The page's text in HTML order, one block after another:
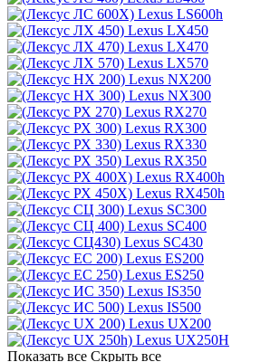
Lexus LS600h
Lexus LX450
Lexus LX470
Lexus LX570
Lexus NX200
Lexus NX300
Lexus RX270
Lexus RX300
Lexus RX330
Lexus RX350
Lexus RX400h
Lexus RX450h
Lexus SC300
Lexus SC400
Lexus SC430
Lexus ES200
Lexus ES250
Lexus IS350
Lexus IS500
Lexus UX200
Lexus UX250H
Показать все Скрыть все